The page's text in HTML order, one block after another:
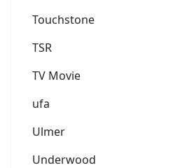
Touchstone
TSR
TV Movie
ufa
Ulmer
Underwood